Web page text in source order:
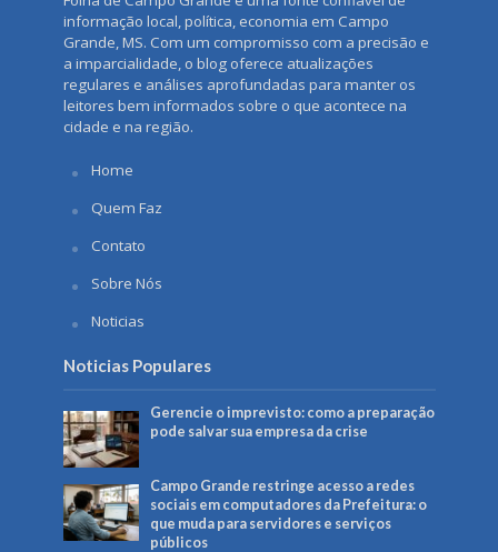
informação local, política, economia em Campo
Grande, MS. Com um compromisso com a precisão e
a imparcialidade, o blog oferece atualizações
regulares e análises aprofundadas para manter os
leitores bem informados sobre o que acontece na
cidade e na região.
Home
Quem Faz
Contato
Sobre Nós
Noticias
Noticias Populares
Gerencie o imprevisto: como a preparação
pode salvar sua empresa da crise
Campo Grande restringe acesso a redes
sociais em computadores da Prefeitura: o
que muda para servidores e serviços
públicos